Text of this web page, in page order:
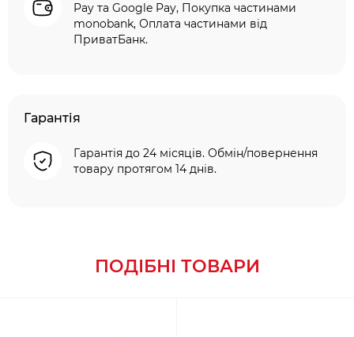
Pay та Google Pay, Покупка частинами
monobank, Оплата частинами від
ПриватБанк.
Гарантія
Гарантія до 24 місяців. Обмін/повернення
товару протягом 14 днів.
ПОДІБНІ ТОВАРИ